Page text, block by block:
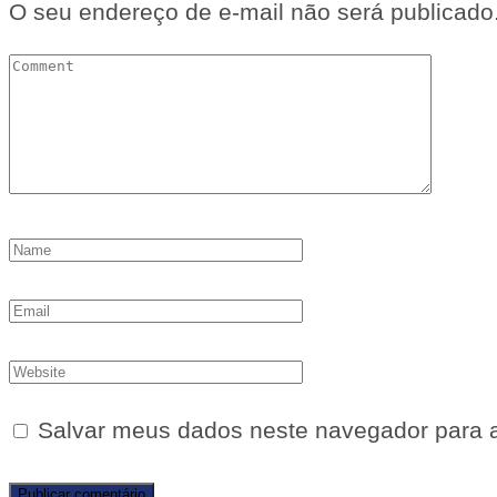
O seu endereço de e-mail não será
Salvar meus dados neste navegador para